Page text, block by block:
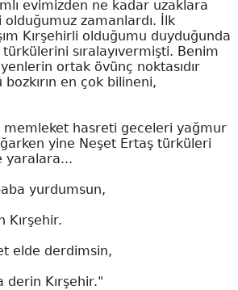
evimizden ne kadar uzaklara
olduğumuz zamanlardı. İlk
Kırşehirli olduğumu duyduğunda
sıralayıvermişti. Benim
ortak övünç noktasıdır
en çok bilineni,
memleket hasreti geceleri yağmur
yine Neşet Ertaş türküleri
yaralara...
yurdumsun,
Kırşehir.
elde derdimsin,
derin Kırşehir."